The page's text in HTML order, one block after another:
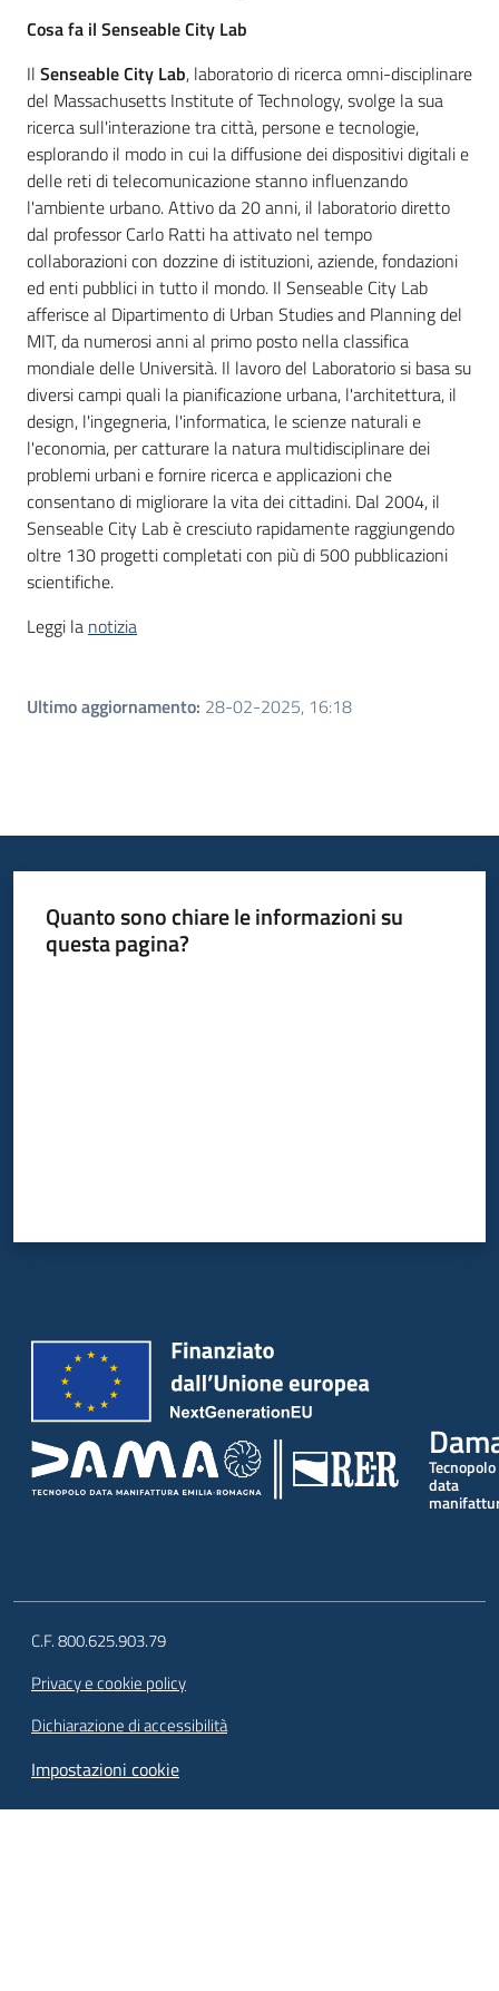
Cosa fa il Senseable City Lab
Il Senseable City Lab, laboratorio di ricerca omni-disciplinare
del Massachusetts Institute of Technology, svolge la sua
ricerca sull'interazione tra città, persone e tecnologie,
esplorando il modo in cui la diffusione dei dispositivi digitali e
delle reti di telecomunicazione stanno influenzando
l'ambiente urbano. Attivo da 20 anni, il laboratorio diretto
dal professor Carlo Ratti ha attivato nel tempo
collaborazioni con dozzine di istituzioni, aziende, fondazioni
ed enti pubblici in tutto il mondo. Il Senseable City Lab
afferisce al Dipartimento di Urban Studies and Planning del
MIT, da numerosi anni al primo posto nella classifica
mondiale delle Università. Il lavoro del Laboratorio si basa su
diversi campi quali la pianificazione urbana, l'architettura, il
design, l'ingegneria, l'informatica, le scienze naturali e
l'economia, per catturare la natura multidisciplinare dei
problemi urbani e fornire ricerca e applicazioni che
consentano di migliorare la vita dei cittadini. Dal 2004, il
Senseable City Lab è cresciuto rapidamente raggiungendo
oltre 130 progetti completati con più di 500 pubblicazioni
scientifiche.
Leggi la notizia
Ultimo aggiornamento: 28-02-2025, 16:18
Quanto sono chiare le informazioni su
questa pagina?
Tecnopolo
data
C.F. 800.625.903.79
Privacy e cookie policy
Dichiarazione di accessibilità
Impostazioni cookie